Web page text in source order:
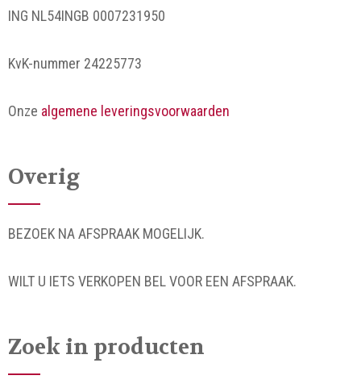
ING NL54INGB 0007231950
KvK-nummer 24225773
Onze algemene leveringsvoorwaarden
Overig
BEZOEK NA AFSPRAAK MOGELIJK.
WILT U IETS VERKOPEN BEL VOOR EEN AFSPRAAK.
Zoek in producten